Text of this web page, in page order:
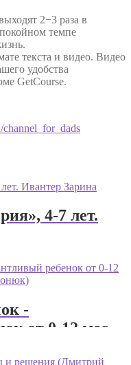
2−3 раза в
темпе
текста и видео. Видео
удобства
GetCourse.
4-7 лет.
-
от 0-12 мес.
Антонюк)